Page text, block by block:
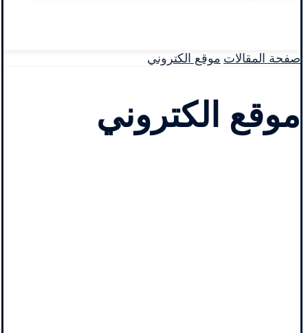
صفحة المقالات موقع الكتروني
موقع الكتروني